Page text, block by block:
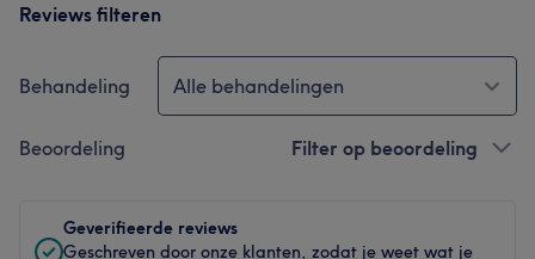
Reviews filteren
Behandeling Alle behandelingen
Beoordeling Filter op beoordeling
Geverifieerde reviews
Geschreven door onze klanten, zodat je weet wat je